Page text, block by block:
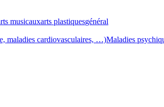
musicauxarts plastiquesgénéral
maladies cardiovasculaires, …)Maladies